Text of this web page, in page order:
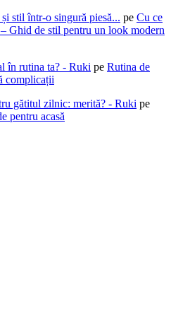
stil într-o singură piesă... pe Cu ce
Ghid de stil pentru un look modern
în rutina ta? - Ruki pe Rutina de
complicații
gătitul zilnic: merită? - Ruki pe
pentru acasă